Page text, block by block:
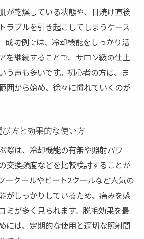
が乾燥している状態や、日焼け直後
ラブルを引き起こしてしまうケース
成功例では、冷却機能をしっかり活
を継続することで、サロン級の仕上
う声も多いです。初心者の方は、ま
囲から始め、徐々に慣れていくのが
方と効果的な使い方
際は、冷却機能の有無や照射パワ
交換頻度などを比較検討することが
ークールやビート2クールなど人気の
がしっかりしているため、痛みを感
ミが多く見られます。脱毛効果を最
には、定期的な使用と適切な照射間